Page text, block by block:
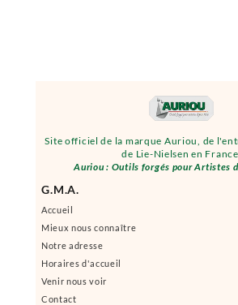
Site officiel de la marque Auriou, de
de Lie-Nielsen en
Auriou : Outils forgés pour Artistes
G.M.A.
Accueil
Mieux nous connaître
Notre adresse
Horaires d'accueil
Venir nous voir
Contact